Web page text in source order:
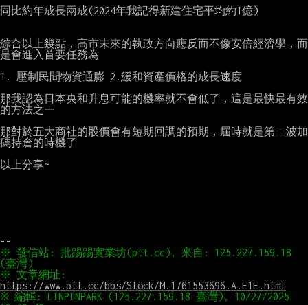
同比約年成長兩成(2024年我記得新建住宅平均約1億)
綜合以上幾點，高市未來的執政方向應反而不像安倍經濟學，而
是會進入首要任務為
1. 壓制民間物資通膨 2.緩和資產價格的成長速度
那我認為日本央和升息可能的機率就不會低了，這是最快最有效
的方法之一
那對於五大商社的股價會有短期回調的預期，屆時就是第二波加
碼持倉的時機了
以上分享~
※ 發信站: 批踢踢實業坊(ptt.cc), 來自: 125.227.159.18
https://www.ptt.cc/bbs/Stock/M.1761553696.A.E1E.html
※ 編輯: LINPINPARK (125.227.159.18 臺灣), 10/27/2025